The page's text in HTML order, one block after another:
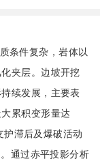
条件复杂，岩体以
夹层。边坡开挖
续发展，主要表
累积变形量达
滞后及爆破活动
通过赤平投影分析